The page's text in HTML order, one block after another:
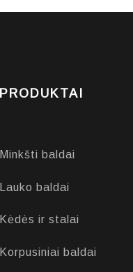
PRODUKTAI
Minkšti baldai
Lauko baldai
Kėdės ir stalai
Korpusiniai baldai